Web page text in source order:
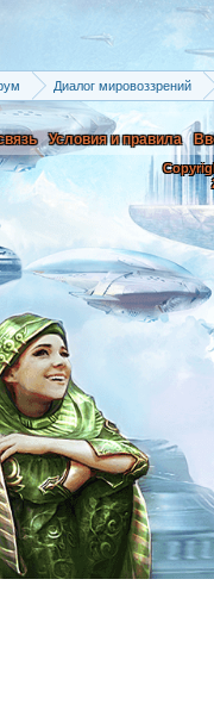
Диалог мировоззрений
Условия и правила